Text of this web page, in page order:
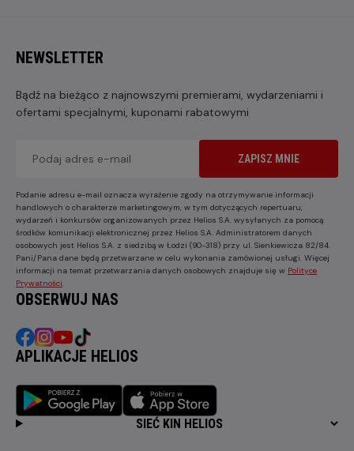
NEWSLETTER
Bądź na bieżąco z najnowszymi premierami, wydarzeniami i
ofertami specjalnymi, kuponami rabatowymi
ZAPISZ MNIE
Podanie adresu e-mail oznacza wyrażenie zgody na otrzymywanie informacji
handlowych o charakterze marketingowym, w tym dotyczących repertuaru,
wydarzeń i konkursów organizowanych przez Helios S.A. wysyłanych za pomocą
środków komunikacji elektronicznej przez Helios S.A. Administratorem danych
osobowych jest Helios S.A. z siedzibą w Łodzi (90-318) przy ul. Sienkiewicza 82/84.
Pani/Pana dane będą przetwarzane w celu wykonania zamówionej usługi. Więcej
informacji na temat przetwarzania danych osobowych znajduje się w Polityce
Prywatności
OBSERWUJ NAS
APLIKACJE HELIOS
SIEĆ KIN HELIOS